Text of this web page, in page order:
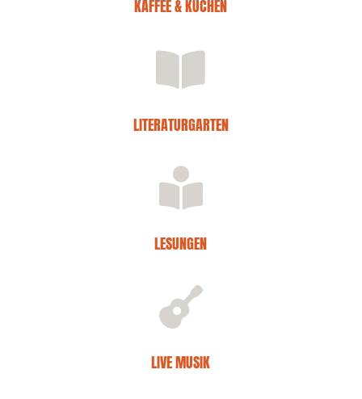
KAFFEE & KUCHEN

LITERATURGARTEN

LESUNGEN

LIVE MUSIK